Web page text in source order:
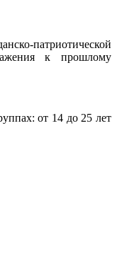
патриотической
к прошлому
от 14 до 25 лет